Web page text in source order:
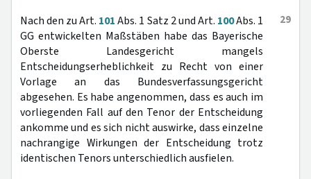
29
Nach den zu Art. 101Abs. 1 Satz 2 und Art. 100Abs. 1
GG entwickelten Maßstäben habe das Bayerische
Oberste Landesgericht mangels
Entscheidungserheblichkeit zu Recht von einer
Vorlage an das Bundesverfassungsgericht
abgesehen. Es habe angenommen, dass es auch im
vorliegenden Fall auf den Tenor der Entscheidung
ankomme und es sich nicht auswirke, dass einzelne
nachrangige Wirkungen der Entscheidung trotz
identischen Tenors unterschiedlich ausfielen.